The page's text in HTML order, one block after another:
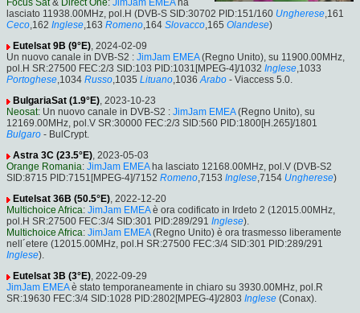
Focus Sat& Direct One: JimJam EMEAha
lasciato 11938.00MHz, pol.H (DVB-S SID:30702 PID:151/160 Ungherese,161
Ceco,162 Inglese,163 Romeno,164 Slovacco,165 Olandese)
Eutelsat 9B (9°E), 2024-02-09
Un nuovo canale in DVB-S2 : JimJam EMEA(Regno Unito), su 11900.00MHz,
pol.H SR:27500 FEC:2/3 SID:103 PID:1031[MPEG-4]/1032 Inglese,1033
Portoghese,1034 Russo,1035 Lituano,1036 Arabo - Viaccess 5.0.
BulgariaSat (1.9°E), 2023-10-23
Neosat: Un nuovo canale in DVB-S2 : JimJam EMEA(Regno Unito), su
12169.00MHz, pol.V SR:30000 FEC:2/3 SID:560 PID:1800[H.265]/1801
Bulgaro - BulCrypt.
Astra 3C (23.5°E), 2023-05-03
Orange Romania: JimJam EMEAha lasciato 12168.00MHz, pol.V (DVB-S2
SID:8715 PID:7151[MPEG-4]/7152 Romeno,7153 Inglese,7154 Ungherese)
Eutelsat 36B (50.5°E), 2022-12-20
Multichoice Africa: JimJam EMEAè ora codificato in Irdeto 2 (12015.00MHz,
pol.H SR:27500 FEC:3/4 SID:301 PID:289/291 Inglese).
Multichoice Africa: JimJam EMEA(Regno Unito) è ora trasmesso liberamente
nell´etere (12015.00MHz, pol.H SR:27500 FEC:3/4 SID:301 PID:289/291
Inglese).
Eutelsat 3B (3°E), 2022-09-29
JimJam EMEAè stato temporaneamente in chiaro su 3930.00MHz, pol.R
SR:19630 FEC:3/4 SID:1028 PID:2802[MPEG-4]/2803 Inglese (Conax).